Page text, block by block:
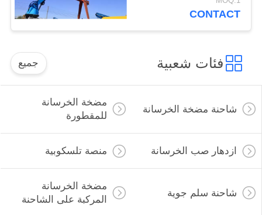
CONTACT
فئات شعبية جميع
شاحنة مضخة الخرسانة
مضخة الخرسانة
للمقطورة
ازدهار صب الخرسانة منصة تلسكوبية
شاحنة سلم جوية
مضخة الخرسانة
المركبة على الشاحنة